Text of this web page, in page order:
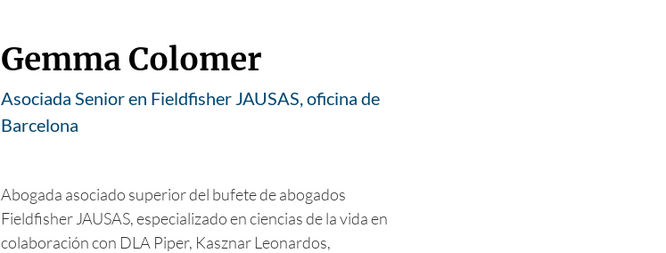
Gemma Colomer
Asociada Senior en Fieldfisher JAUSAS, oficina de
Barcelona
Abogada asociado superior del bufete de abogados
Fieldfisher JAUSAS, especializado en ciencias de la vida en
colaboración con DLA Piper, Kasznar Leonardos,